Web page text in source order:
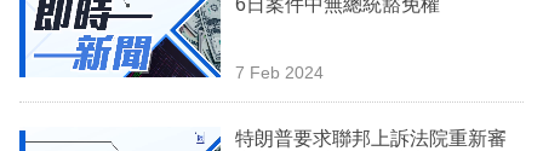
時
事
6日案件中無總統豁免權
7 Feb 2024
特朗普要求聯邦上訴法院重新審